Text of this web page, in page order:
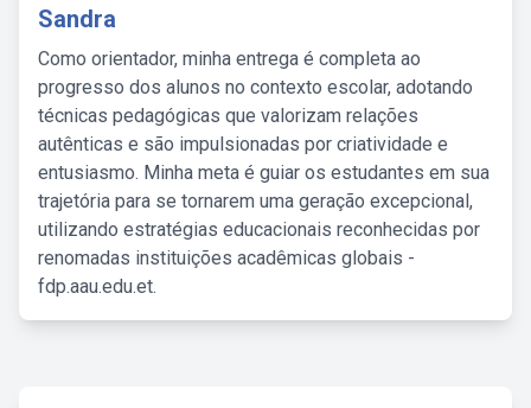
Sandra
Como orientador, minha entrega é completa ao
progresso dos alunos no contexto escolar, adotando
técnicas pedagógicas que valorizam relações
autênticas e são impulsionadas por criatividade e
entusiasmo. Minha meta é guiar os estudantes em sua
trajetória para se tornarem uma geração excepcional,
utilizando estratégias educacionais reconhecidas por
renomadas instituições acadêmicas globais -
fdp.aau.edu.et.